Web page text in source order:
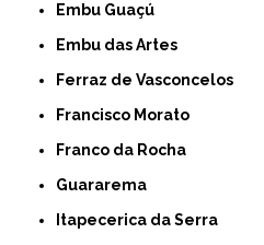
Embu Guaçú
Embu das Artes
Ferraz de Vasconcelos
Francisco Morato
Franco da Rocha
Guararema
Itapecerica da Serra